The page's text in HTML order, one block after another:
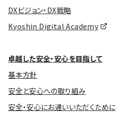
DXビジョン・DX戦略
Kyoshin Digital Academy
卓越した安全・安心を目指して
基本方針
安全と安心への取り組み
安全・安心にお通いいただくために